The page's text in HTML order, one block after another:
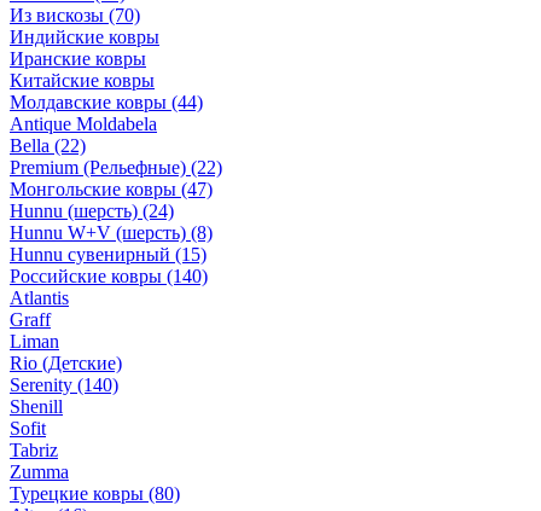
Из вискозы (70)
Индийские ковры
Иранские ковры
Китайские ковры
Молдавские ковры (44)
Antique Moldabela
Bella (22)
Premium (Рельефные) (22)
Монгольские ковры (47)
Hunnu (шерсть) (24)
Hunnu W+V (шерсть) (8)
Hunnu сувенирный (15)
Российские ковры (140)
Atlantis
Graff
Liman
Rio (Детские)
Serenity (140)
Shenill
Sofit
Tabriz
Zumma
Турецкие ковры (80)